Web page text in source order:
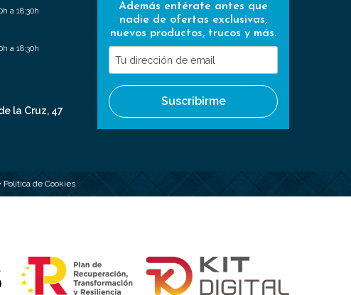
a 18:30h
a 18:30h
la Cruz, 47
Además entérate antes que
nadie de ofertas exclusivas,
nuevos productos, trucos y más.
Tu
dirección
de
email
Suscribirme
Política de Cookies